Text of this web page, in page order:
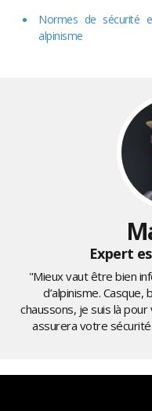
Normes de sécurité
alpinisme
Expert
"Mieux vaut être bien
d’alpinisme.
chaussons, je suis là
assurera votre